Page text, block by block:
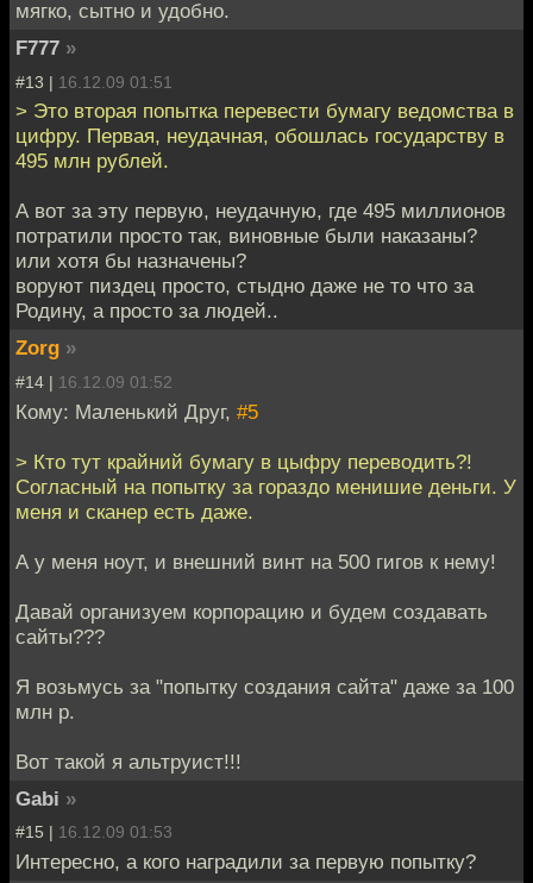
мягко, сытно и удобно.
F777 »
#13 | 16.12.09 01:51
> Это вторая попытка перевести бумагу ведомства в
цифру. Первая, неудачная, обошлась государству в
495 млн рублей.
А вот за эту первую, неудачную, где 495 миллионов
потратили просто так, виновные были наказаны?
или хотя бы назначены?
воруют пиздец просто, стыдно даже не то что за
Родину, а просто за людей..
Zorg »
#14 | 16.12.09 01:52
Кому: Маленький Друг, #5
> Кто тут крайний бумагу в цыфру переводить?!
Согласный на попытку за гораздо менишие деньги. У
меня и сканер есть даже.
А у меня ноут, и внешний винт на 500 гигов к нему!
Давай организуем корпорацию и будем создавать
сайты???
Я возьмусь за "попытку создания сайта" даже за 100
млн р.
Вот такой я альтруист!!!
Gabi »
#15 | 16.12.09 01:53
Интересно, а кого наградили за первую попытку?